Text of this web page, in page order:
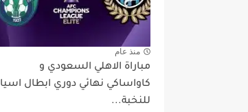
منذ عام
مباراة الاهلي السعودي و
كاواساكي نهائي دوري ابطال اسيا
للنخبة...